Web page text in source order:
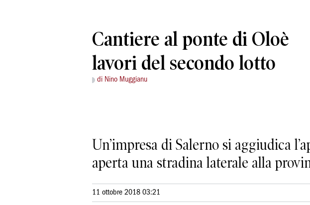
Cantiere al ponte di Oloè
lavori del secondo lotto
di Nino Muggianu
Un’impresa di Salerno si aggiudica
aperta una stradina laterale alla
11 ottobre 2018 03:21